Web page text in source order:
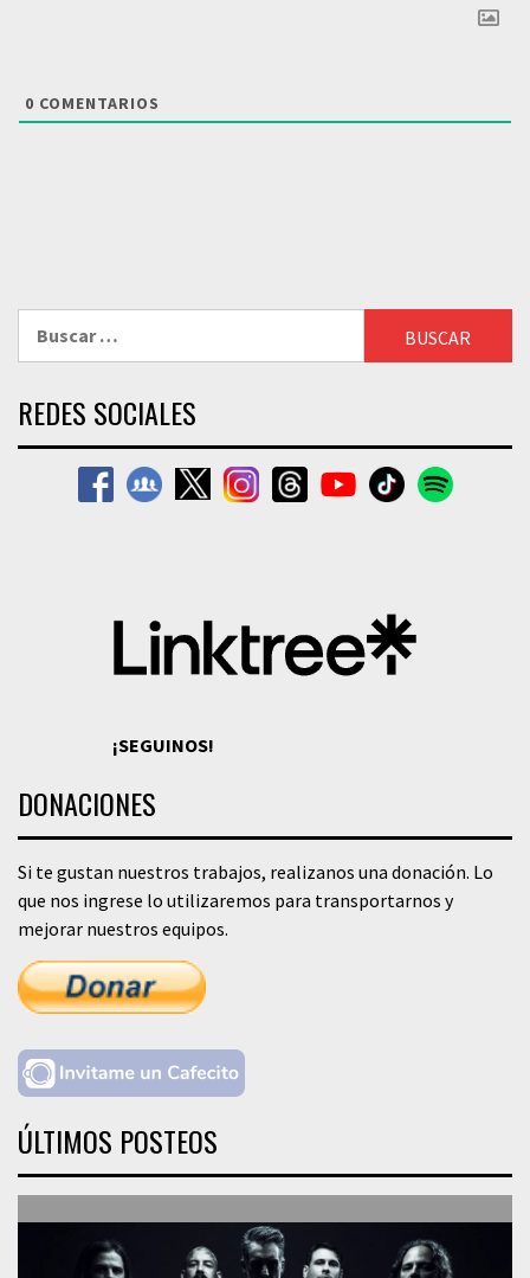
0 COMENTARIOS
REDES SOCIALES
¡SEGUINOS!
DONACIONES
Si te gustan nuestros trabajos, realizanos una donación. Lo
que nos ingrese lo utilizaremos para transportarnos y
mejorar nuestros equipos.
ÚLTIMOS POSTEOS